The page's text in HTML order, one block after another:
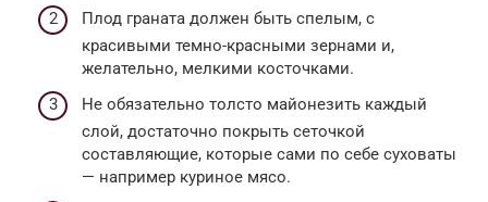
Плод граната должен быть спелым, с
красивыми темно-красными зернами и,
желательно, мелкими косточками.
Не обязательно толсто майонезить каждый
слой, достаточно покрыть сеточкой
составляющие, которые сами по себе суховаты
— например куриное мясо.